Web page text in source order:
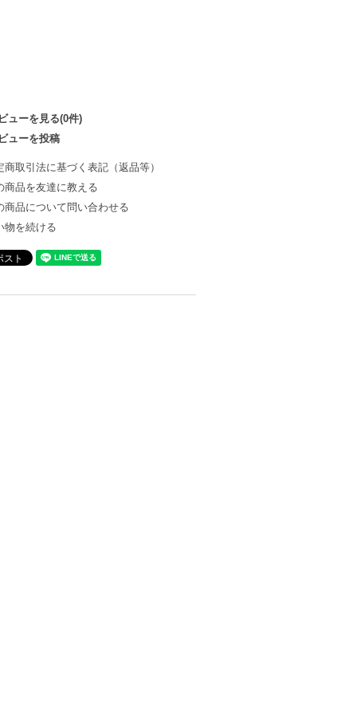
ューを見る(0件)
ューを投稿
商取引法に基づく表記（返品等）
商品を友達に教える
商品について問い合わせる
物を続ける